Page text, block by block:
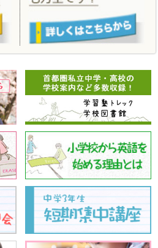
する方のための春のはじめてキャン
高校受験相談会 10月4日 オンラ
キャンペーン」を更新しました。
を更新しました。